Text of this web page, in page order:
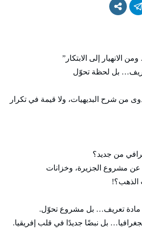
الانهيار إلى الابتكار”
من شرح البديهيات، ولا قيمة في تكرار
من جديد؟
عن مشروع الجزيرة، وخزانات
الذهب؟!
مادة تعريف… بل مشروع تحوّل.
بل نبضًا جديدًا في قلب إفريقيا.